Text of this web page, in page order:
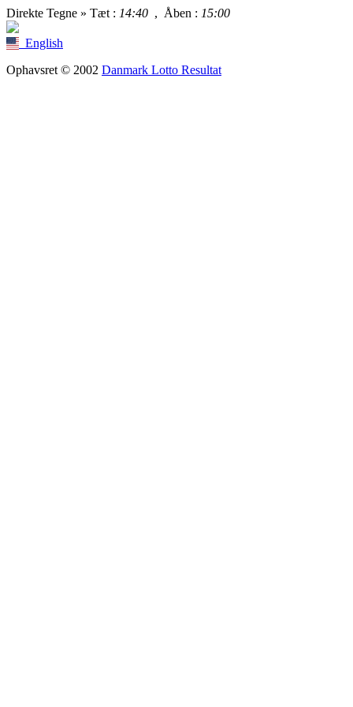
Direkte Tegne » Tæt : 14:40 , Åben : 15:00
English
Ophavsret © 2002 Danmark Lotto Resultat